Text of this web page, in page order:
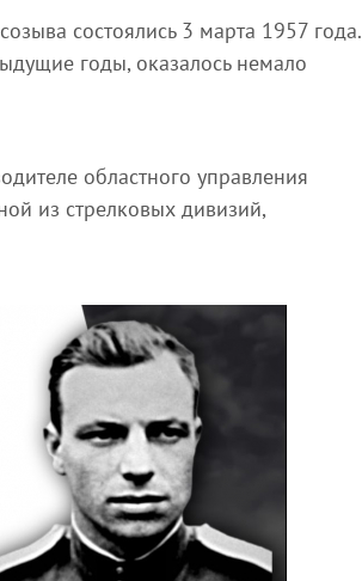
состоялись 3 марта 1957 года.
годы, оказалось немало
областного управления
из стрелковых дивизий,